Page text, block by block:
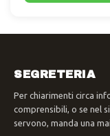
SEGRETERIA
Per chiarimenti circa
comprensibili, o se nel
servono, manda una